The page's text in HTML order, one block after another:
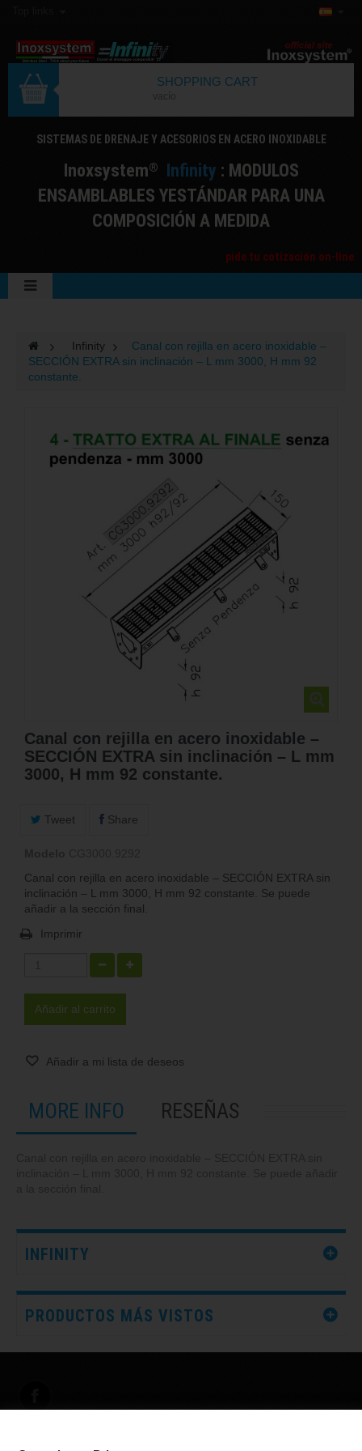
SHOPPING CART
SISTEMAS DE DRENAJE Y ACESORIOS EN ACERO INOXIDABLE
Inoxsystem® Infinity : MODULOS
ENSAMBLABLES YESTÁNDAR PARA UNA
COMPOSICIÓN A MEDIDA
pide tu cotización on-line
> Infinity >
Canal con rejilla en acero inoxidable –
SECCIÓN EXTRA sin inclinación – L mm 3000, H mm 92
constante.
Canal con rejilla en acero inoxidable –
SECCIÓN EXTRA sin inclinación – L mm
3000, H mm 92 constante.
Tweet Share
Canal con rejilla en acero inoxidable – SECCIÓN EXTRA sin
inclinación – L mm 3000, H mm 92 constante. Se puede
añadir a la sección final.
Imprimir
Añadir al carrito
Añadir a mi lista de deseos
MORE INFO RESEÑAS
INFINITY
PRODUCTOS MÁS VISTOS